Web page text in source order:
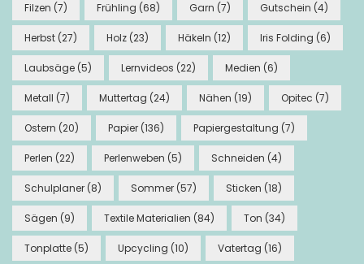
Filzen (7) Frühling (68) Garn (7) Gutschein (4)
Herbst (27) Holz (23) Häkeln (12) Iris Folding (6)
Laubsäge (5) Lernvideos (22) Medien (6)
Metall (7) Muttertag (24) Nähen (19) Opitec (7)
Ostern (20) Papier (136) Papiergestaltung (7)
Perlen (22) Perlenweben (5) Schneiden (4)
Schulplaner (8) Sommer (57) Sticken (18)
Sägen (9) Textile Materialien (84) Ton (34)
Tonplatte (5) Upcycling (10) Vatertag (16)